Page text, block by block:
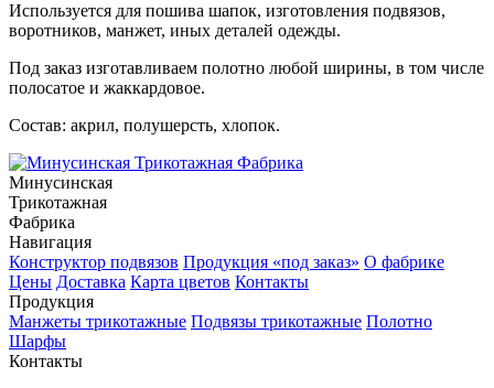
Используется для пошива шапок, изготовления подвязов,
воротников, манжет, иных деталей одежды.
Под заказ изготавливаем полотно любой ширины, в том числе
полосатое и жаккардовое.
Состав: акрил, полушерсть, хлопок.
Минусинская
Трикотажная
Фабрика
Навигация
Конструктор подвязов Продукция «под заказ» О фабрике
Цены Доставка Карта цветов Контакты
Продукция
Манжеты трикотажные Подвязы трикотажные Полотно
Шарфы
Контакты